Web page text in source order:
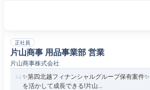
正社員
片山商事 用品事業部 営業
片山商事株式会社
✨️第四北越フィナンシャルグループ保有案件
を活かして成長できる!片山...